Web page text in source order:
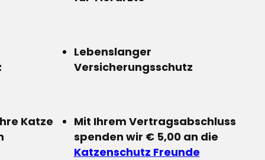
Lebenslanger
Versicherungsschutz
Katze
Mit Ihrem Vertragsabschluss
spenden wir € 5,00 an die
Katzenschutz Freunde